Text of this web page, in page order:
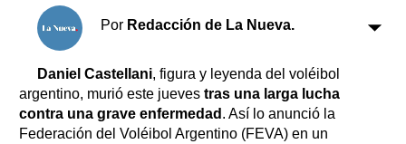
Por Redacción de La Nueva.
Daniel Castellani, figura y leyenda del voléibol
argentino, murió este jueves tras una larga lucha
contra una grave enfermedad . Así lo anunció la
Federación del Voléibol Argentino (FEVA) en un